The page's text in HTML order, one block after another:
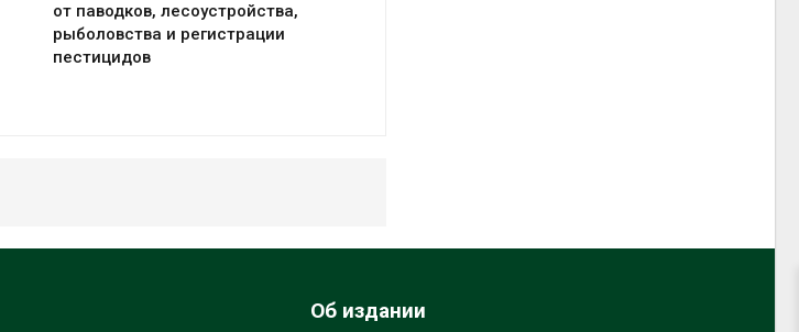
от паводков, лесоустройства,
рыболовства и регистрации
пестицидов
Об издании